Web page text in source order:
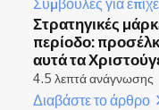
Στρατηγικές
περίοδο:
αυτά τα
4.5 λεπτά ανάγνωσης
Διαβάστε το άρθρο